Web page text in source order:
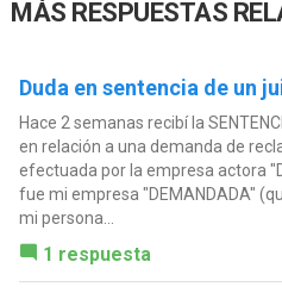
MÁS RESPUESTAS
Duda en sentencia de un
Hace 2 semanas recibí la
en relación a una demanda de
efectuada por la empresa actora
fue mi empresa "DEMANDADA"
mi persona...
1 respuesta